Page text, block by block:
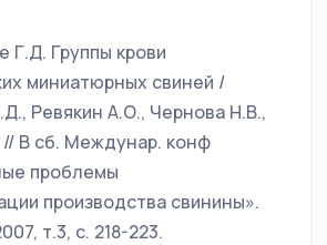
Г.Д. Группы крови
миниатюрных свиней /
Ревякин А.О., Чернова Н.В.,
В сб. Междунар. конф
проблемы
производства свинины».
т.3, с. 218-223.